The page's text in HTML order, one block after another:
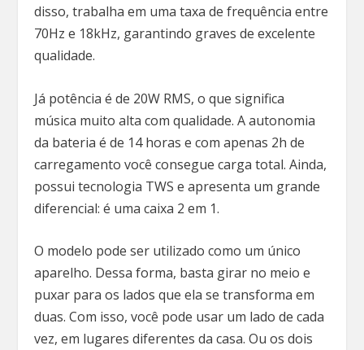
disso, trabalha em uma taxa de frequência entre
70Hz e 18kHz, garantindo graves de excelente
qualidade.
Já potência é de 20W RMS, o que significa
música muito alta com qualidade. A autonomia
da bateria é de 14 horas e com apenas 2h de
carregamento você consegue carga total. Ainda,
possui tecnologia TWS e apresenta um grande
diferencial: é uma caixa 2 em 1.
O modelo pode ser utilizado como um único
aparelho. Dessa forma, basta girar no meio e
puxar para os lados que ela se transforma em
duas. Com isso, você pode usar um lado de cada
vez, em lugares diferentes da casa. Ou os dois